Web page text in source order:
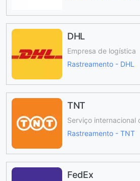
DHL
Empresa de logística
Rastreamento - DHL
TNT
Serviço internacional
Rastreamento - TNT
FedEx